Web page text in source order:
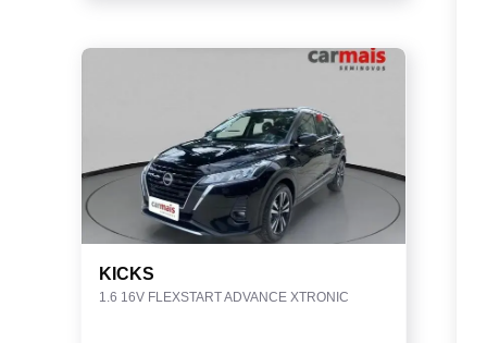
KICKS
1.6 16V FLEXSTART ADVANCE XTRONIC